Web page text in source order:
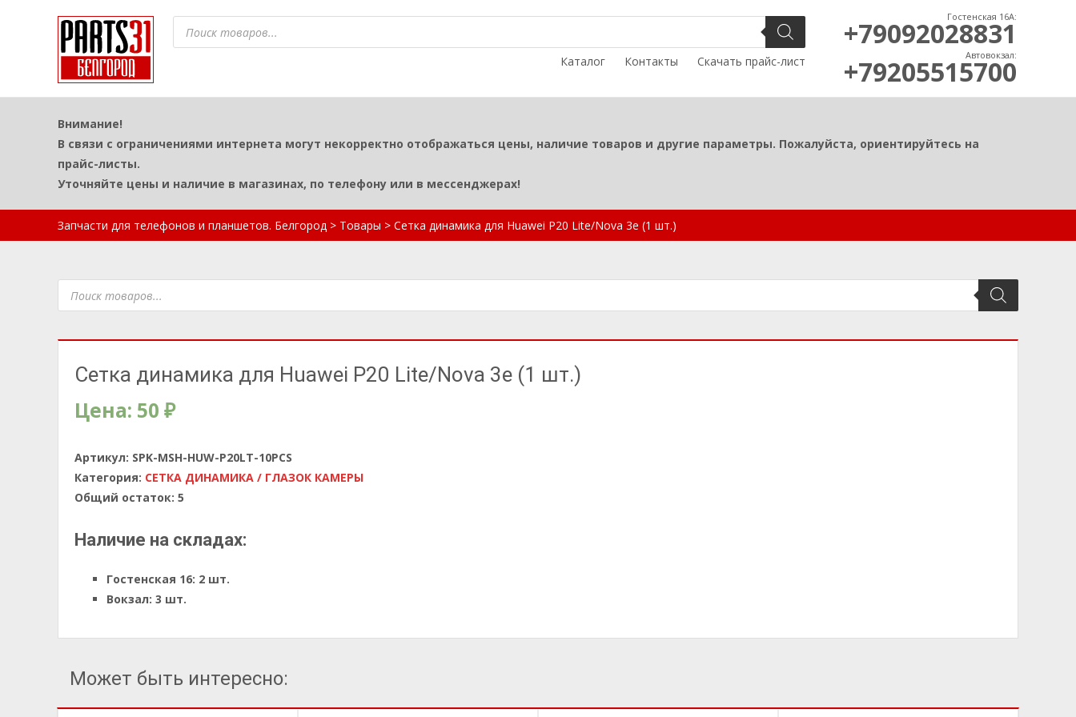
Поиск
товаров
Каталог
Контакты Скачать прайс-лист
Гостенская 16А:
+79092028831
Автовокзал:
+79205515700
Внимание!
В связи с ограничениями интернета могут некорректно отображаться цены, наличие товаров и другие параметры. Пожалуйста, ориентируйтесь на
прайс-листы.
Уточняйте цены и наличие в магазинах, по телефону или в мессенджерах!
Запчасти для телефонов и планшетов. Белгород > Товары > Сетка динамика для Huawei P20 Lite/Nova 3e (1 шт.)
Поиск
товаров
Сетка динамика для Huawei P20 Lite/Nova 3e (1 шт.)
Цена: 50 ₽
Артикул: SPK-MSH-HUW-P20LT-10PCS
Категория: СЕТКА ДИНАМИКА / ГЛАЗОК КАМЕРЫ
Общий остаток: 5
Наличие на складах:
Гостенская 16: 2 шт.
Вокзал: 3 шт.
Может быть интересно: